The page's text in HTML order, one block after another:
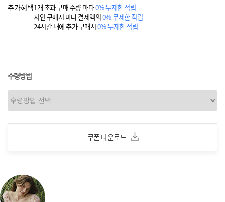
추가혜택1개 초과 구매 수량 마다0% 무제한 적립
지인 구매시 마다 결제액의0% 무제한 적립
24시간 내에 추가 구매시0% 무제한 적립
수령방법
쿠폰 다운로드